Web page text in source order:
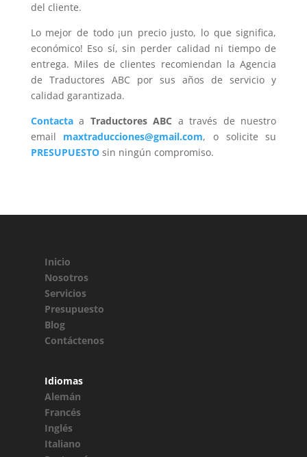
del cliente.
Lo mejor de todo ¡un precio justo, lo que significa,
económico! Eso sí, sin perder calidad ni tiempo de
entrega. Miles de clientes recomiendan la Agencia
de Traductores ABC por sus años de servicio y
calidad garantizada.
Contactaa Traductores ABC a través de nuestro
email maxtraducciones@gmail.com, o solicite su
PRESUPUESTOsin ningún compromiso.
Inicio
Nosotros
Servicios
Presupuesto
Blog
Contáctenos
Idiomas
Alemán
Francés
Inglés
Italiano